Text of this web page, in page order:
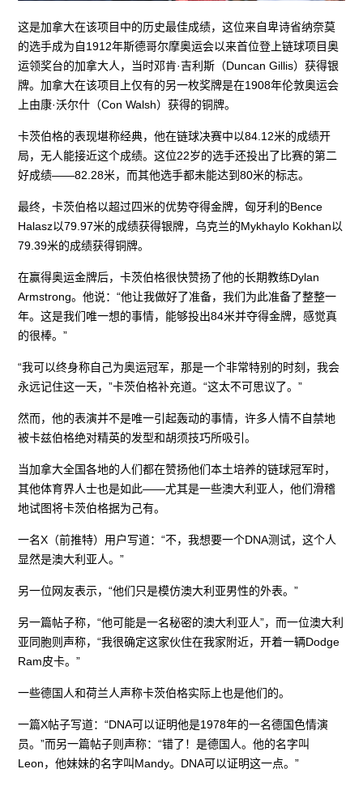
这是加拿大在该项目中的历史最佳成绩，这位来自卑诗省纳奈莫
的选手成为自1912年斯德哥尔摩奥运会以来首位登上链球项目奥
运领奖台的加拿大人，当时邓肯·吉利斯（Duncan Gillis）获得银
牌。加拿大在该项目上仅有的另一枚奖牌是在1908年伦敦奥运会
上由康·沃尔什（Con Walsh）获得的铜牌。
卡茨伯格的表现堪称经典，他在链球决赛中以84.12米的成绩开
局，无人能接近这个成绩。这位22岁的选手还投出了比赛的第二
好成绩——82.28米，而其他选手都未能达到80米的标志。
最终，卡茨伯格以超过四米的优势夺得金牌，匈牙利的Bence
Halasz以79.97米的成绩获得银牌，乌克兰的Mykhaylo Kokhan以
79.39米的成绩获得铜牌。
在赢得奥运金牌后，卡茨伯格很快赞扬了他的长期教练Dylan
Armstrong。他说：“他让我做好了准备，我们为此准备了整整一
年。这是我们唯一想的事情，能够投出84米并夺得金牌，感觉真
的很棒。”
“我可以终身称自己为奥运冠军，那是一个非常特别的时刻，我会
永远记住这一天，”卡茨伯格补充道。“这太不可思议了。”
然而，他的表演并不是唯一引起轰动的事情，许多人情不自禁地
被卡兹伯格绝对精英的发型和胡须技巧所吸引。
当加拿大全国各地的人们都在赞扬他们本土培养的链球冠军时，
其他体育界人士也是如此——尤其是一些澳大利亚人，他们滑稽
地试图将卡茨伯格据为己有。
一名X（前推特）用户写道：“不，我想要一个DNA测试，这个人
显然是澳大利亚人。”
另一位网友表示，“他们只是模仿澳大利亚男性的外表。”
另一篇帖子称，“他可能是一名秘密的澳大利亚人”，而一位澳大利
亚同胞则声称，“我很确定这家伙住在我家附近，开着一辆Dodge
Ram皮卡。”
一些德国人和荷兰人声称卡茨伯格实际上也是他们的。
一篇X帖子写道：“DNA可以证明他是1978年的一名德国色情演
员。”而另一篇帖子则声称：“错了！是德国人。他的名字叫
Leon，他妹妹的名字叫Mandy。DNA可以证明这一点。”